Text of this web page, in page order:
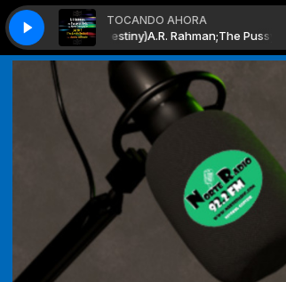
TOCANDO AHORA
A.R. Rahman;The Pussycat